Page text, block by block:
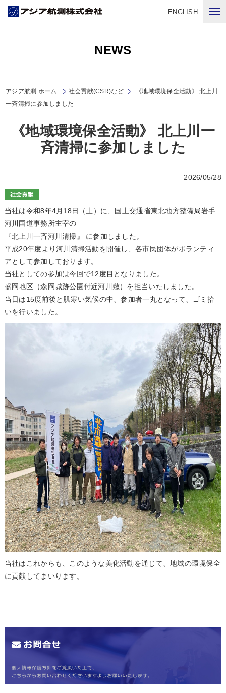
ENGLISH
NEWS
アジア航測 ホーム 社会貢献(CSR)など
《地域環境保全活動》 北上川
一斉清掃に参加しました
《地域環境保全活動》 北上川一
斉清掃に参加しました
2026/05/28
当社は令和8年4月18日（土）に、国土交通省東北地方整備局岩手
河川国道事務所主宰の
『北上川一斉河川清掃』 に参加しました。
平成20年度より河川清掃活動を開催し、各市民団体がボランティ
アとして参加しております。
当社としての参加は今回で12度目となりました。
盛岡地区（森岡城跡公園付近河川敷）を担当いたしました。
当日は15度前後と肌寒い気候の中、参加者一丸となって、ゴミ拾
いを行いました。
当社はこれからも、このような美化活動を通じて、地域の環境保全
に貢献してまいります。